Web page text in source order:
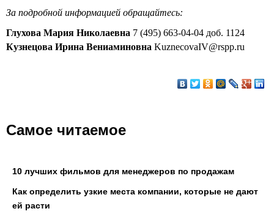
За подробной информацией обращайтесь:
Глухова Мария Николаевна 7 (495) 663-04-04 доб. 1124
Кузнецова Ирина Вениаминовна KuznecovaIV@rspp.ru
Самое читаемое
10 лучших фильмов для менеджеров по продажам
Как определить узкие места компании, которые не дают
ей расти